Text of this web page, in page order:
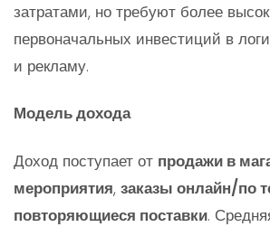
затратами, но требуют более
первоначальных инвестиций в
и рекламу.
Модель дохода
Доход поступает от продажи в
мероприятия, заказы онлайн/по
повторяющиеся поставки.